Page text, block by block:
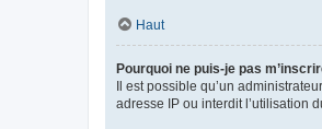
Haut
Pourquoi ne puis-je pas
Il est possible qu’un
adresse IP ou interdit l’utilisation